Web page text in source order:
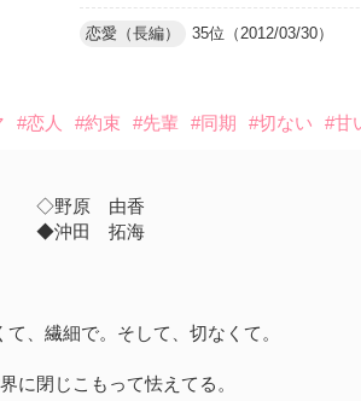
恋愛（長編） 35位（2012/03/30）
#恋人 #約束 #先輩 #同期 #切ない #甘
◇野原 由香
◆沖田 拓海
て、繊細で。そして、切なくて。
に閉じこもって怯えてる。